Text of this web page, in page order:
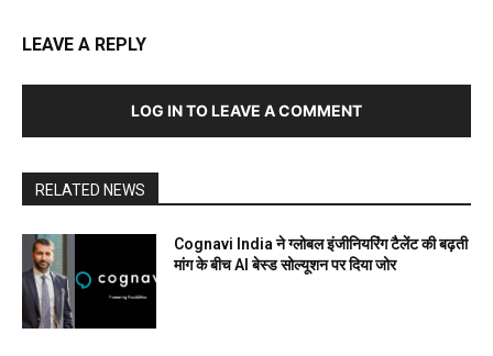
LEAVE A REPLY
LOG IN TO LEAVE A COMMENT
RELATED NEWS
Cognavi India ने ग्लोबल इंजीनियरिंग टैलेंट की बढ़ती
मांग के बीच AI बेस्ड सोल्यूशन पर दिया जोर